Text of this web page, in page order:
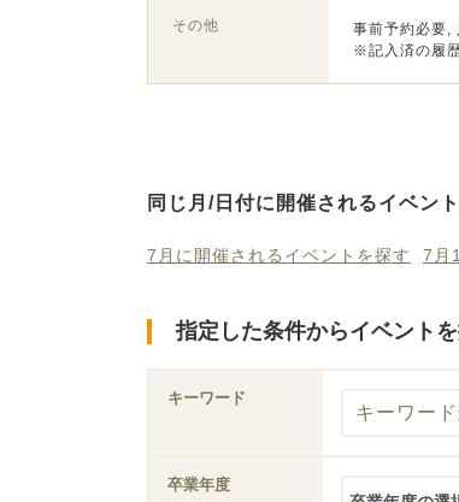
その他
事前予約必要,
※記入済の履
同じ月/日付に開催されるイベン
7月に開催されるイベントを探す 7月
指定した条件からイベント
キーワード
卒業年度